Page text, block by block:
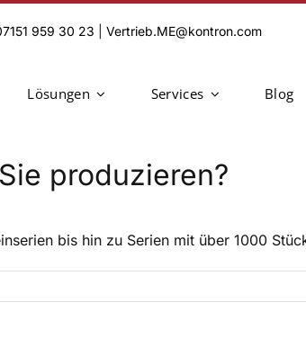
959 30 23 |Vertrieb.ME@kontron.com
Lösungen Services Blog
produzieren?
bis hin zu Serien mit über 1000